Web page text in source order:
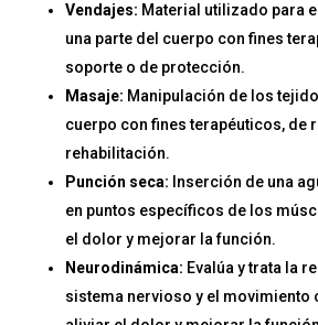
Vendajes: Material utilizado para
una parte del cuerpo con fines
soporte o de protección.
Masaje: Manipulación de los
cuerpo con fines terapéuticos, de
rehabilitación.
Punción seca: Inserción de una
en puntos específicos de los
el dolor y mejorar la función.
Neurodinámica: Evalúa y trata la
sistema nervioso y el movimiento